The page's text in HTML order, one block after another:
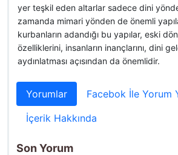
yer teşkil eden altarlar sadece dini
zamanda mimari yönden de önemli
kurbanların adandığı bu yapılar, eski
özelliklerini, insanların inançlarını, dini
aydınlatması açısından da önemlidir.
Yorumlar
Facebok İle Yorum
İçerik Hakkında
Son Yorum